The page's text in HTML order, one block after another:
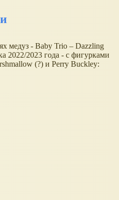
медуз - Baby Trio – Dazzling
2022/2023 года - с фигурками
(?) и Perry Buckley: